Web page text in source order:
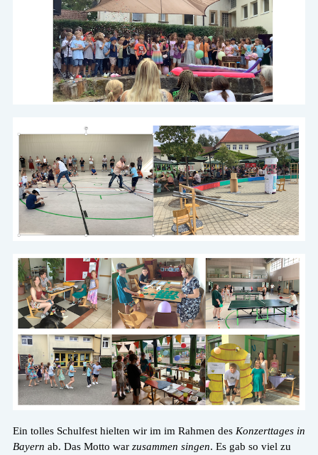
Ein tolles Schulfest hielten wir im im Rahmen des Konzerttages in
Bayern ab. Das Motto war zusammen singen. Es gab so viel zu